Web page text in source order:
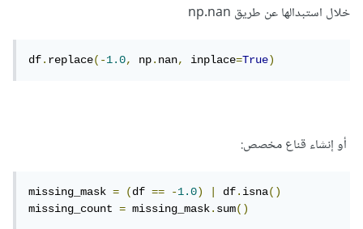
خلال استبدالها عن طريق np.nan
df.replace(-1.0, np.nan, inplace=True)
أو إنشاء قناع مخصص:
missing_mask = (df == -1.0) df.isna()
missing_count = missing_mask.sum()